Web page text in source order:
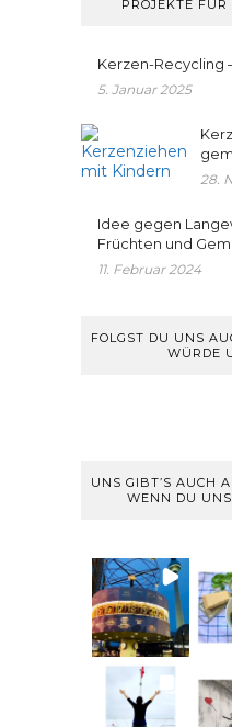
PROJEKTE
Kerzen-Recycling
5. Januar 2025
28.
Idee gegen
Früchten und
11. Februar 2024
FOLGST DU UNS
WÜRDE
UNS GIBT’S AUCH
WENN DU